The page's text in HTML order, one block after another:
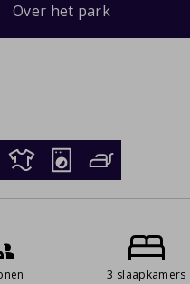
Over het park
3 slaapkamers